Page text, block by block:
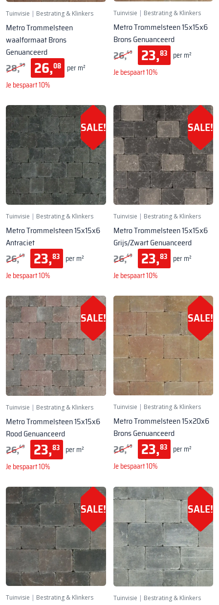
Tuinvisie | Bestrating & Klinkers
Metro Trommelsteen
waalformaat Brons
Genuanceerd
28,99 26,08 per m²
Je bespaart 10%
Tuinvisie | Bestrating & Klinkers
Metro Trommelsteen 15x15x6
Brons Genuanceerd
26,49 23,83
per m²
Je bespaart 10%
SALE!
Tuinvisie | Bestrating & Klinkers
Metro Trommelsteen 15x15x6
Antraciet
26,49 23,83 per m²
Je bespaart 10%
SALE!
Tuinvisie | Bestrating & Klinkers
Metro Trommelsteen 15x15x6
Grijs/Zwart Genuanceerd
26,49 23,83
per m²
Je bespaart 10%
SALE!
Tuinvisie | Bestrating & Klinkers
Metro Trommelsteen 15x15x6
Rood Genuanceerd
26,49 23,83 per m²
Je bespaart 10%
SALE!
Tuinvisie | Bestrating & Klinkers
Metro Trommelsteen 15x20x6
Brons Genuanceerd
26,49 23,83
per m²
Je bespaart 10%
SALE!
Tuinvisie | Bestrating & Klinkers
SALE!
Tuinvisie | Bestrating & Klinkers